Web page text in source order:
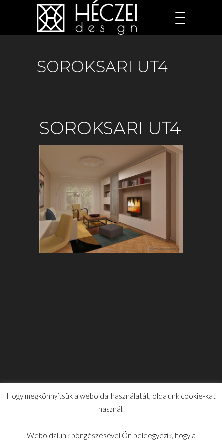
SOROKSARI UT4
SOROKSARI UT4
Hogy megkönnyítsük a weboldal használatát, oldalunk cookie-kat
használ.
Weboldalunk böngészésével Ön beleegyezik, hogy a